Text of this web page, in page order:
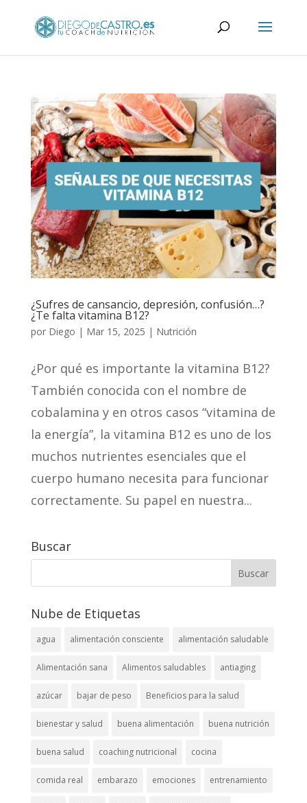
¿Sufres de cansancio, depresión, confusión…?
¿Te falta vitamina B12?
por Diego | Mar 15, 2025 | Nutrición
¿Por qué es importante la vitamina B12?
También conocida con el nombre de
cobalamina y en otros casos “vitamina de
la energía”, la vitamina B12 es uno de los
muchos nutrientes esenciales que el
cuerpo humano necesita para funcionar
correctamente. Su papel en nuestra...
Buscar
Nube de Etiquetas
agua alimentación consciente alimentación saludable
Alimentación sana Alimentos saludables antiaging
azúcar bajar de peso Beneficios para la salud
bienestar y salud buena alimentación buena nutrición
buena salud coaching nutricional cocina
comida real embarazo emociones entrenamiento